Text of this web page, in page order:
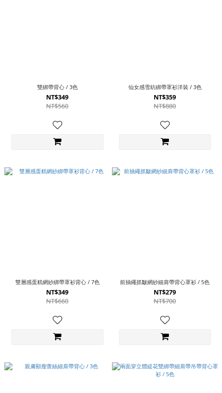
雙綁帶背心 / 3色
NT$349
NT$560
仙女感雪紡綁帶罩衫洋裝 / 3色
NT$359
NT$880
雙層感蛋糕網紗綁帶罩衫背心 / 7色
NT$349
NT$660
前抽繩抓皺網紗細肩帶背心罩衫 / 5色
NT$279
NT$700